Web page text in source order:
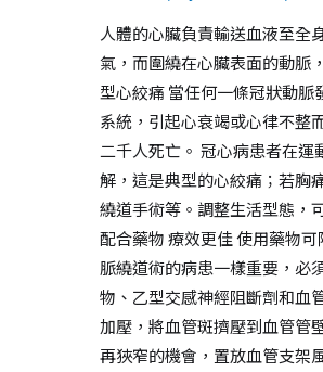
人體的心臟負責輸送血液至全
氣，而圍繞在心臟表面的動脈
型心絞痛 當任何一條冠狀動
系統，引起心衰竭或心律不整
二千人死亡。 冠心病患者在
解，這是典型的心絞痛；若胸
繞道手術等。調整生活型態，
配合藥物 療效更佳 使用藥物
脈繞道術的病患一樣重要，必
物、乙型交感神經阻斷劑和血
加壓，將血管斑擠壓到血管管
再狹窄的機會，置放血管支架